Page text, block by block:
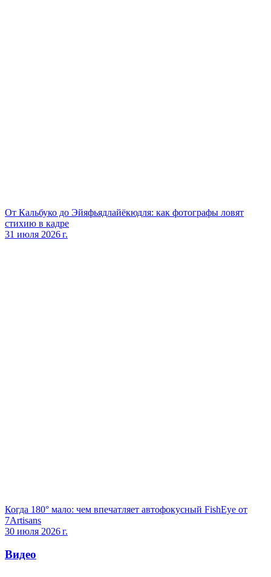
От Кальбуко до Эйяфьядлайёкюдля: как фотографы ловят
стихию в кадре
31 июля 2026 г.
Когда 180° мало: чем впечатляет автофокусный FishEye от
7Artisans
30 июля 2026 г.
Видео